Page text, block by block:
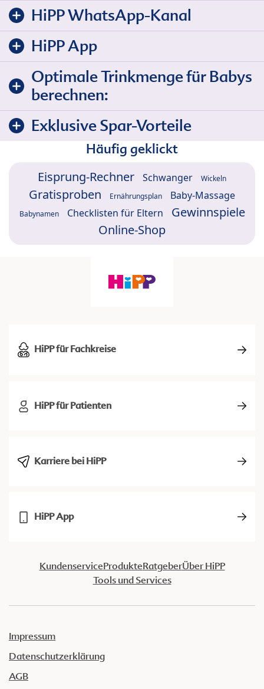
HiPP WhatsApp-Kanal
HiPP App
Optimale Trinkmenge für Babys
berechnen:
Exklusive Spar-Vorteile
Häufig geklickt
Eisprung-Rechner Schwanger Wickeln
Gratisproben Ernährungsplan Baby-Massage
Babynamen Checklisten für Eltern
Gewinnspiele
Online-Shop
HiPP für Fachkreise
HiPP für Patienten
Karriere bei HiPP
HiPP App
KundenserviceProdukteRatgeberÜber HiPP
Tools und Services
Impressum
Datenschutzerklärung
AGB